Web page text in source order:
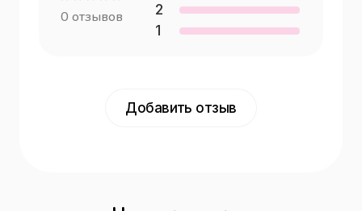
0 отзывов
2
1
Добавить отзыв